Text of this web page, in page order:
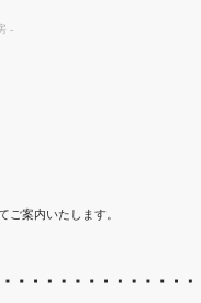
ご案内いたします。